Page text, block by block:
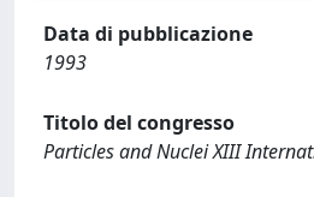
Data di pubblicazione
1993
Titolo del congresso
Particles and Nuclei XIII